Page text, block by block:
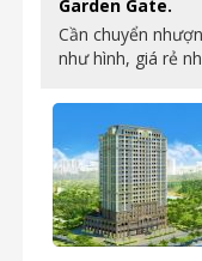
Garden Gate.
Cần chuyển
như hình, giá rẻ